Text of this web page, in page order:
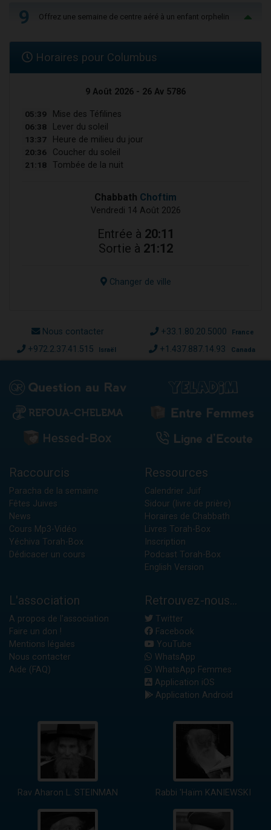
9 Offrez une semaine de centre aéré à un enfant orphelin
Horaires pour Columbus
9 Août 2026 - 26 Av 5786
05:39 Mise des Téfilines
06:38 Lever du soleil
13:37 Heure de milieu du jour
20:36 Coucher du soleil
21:18 Tombée de la nuit
Chabbath Choftim
Vendredi 14 Août 2026
Entrée à 20:11
Sortie à 21:12
Changer de ville
Nous contacter +33.1.80.20.5000 France
+972.2.37.41.515 Israël +1.437.887.14.93 Canada
Raccourcis
Paracha de la semaine
Fêtes Juives
News
Cours Mp3-Vidéo
Yéchiva Torah-Box
Dédicacer un cours
Ressources
Calendrier Juif
Sidour (livre de prière)
Horaires de Chabbath
Livres Torah-Box
Inscription
Podcast Torah-Box
English Version
L'association
A propos de l'association
Faire un don !
Mentions légales
Nous contacter
Aide (FAQ)
Retrouvez-nous...
Twitter
Facebook
YouTube
WhatsApp
WhatsApp Femmes
Application iOS
Application Android
Rav Aharon L. STEINMAN Rabbi 'Haïm KANIEWSKI